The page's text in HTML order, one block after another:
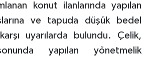
konut ilanlarında yapılan
ve tapuda düşük bedel
uyarılarda bulundu. Çelik,
yapılan yönetmelik